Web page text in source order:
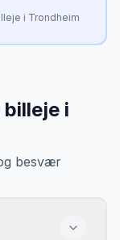
i Trondheim
billeje i
besvær